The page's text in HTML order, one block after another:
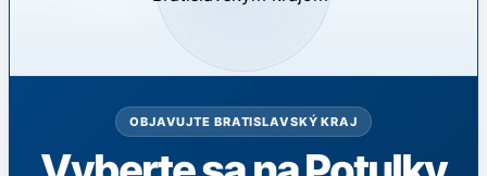
OBJAVUJTE BRATISLAVSKÝ KRAJ